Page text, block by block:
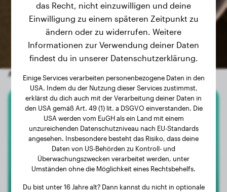
Andere zufällige Hunde
Französische Bulldogge
Cacho
2
das Recht, nicht einzuwilligen und deine
Einwilligung zu einem späteren Zeitpunkt zu
ändern oder zu widerrufen. Weitere
Informationen zur Verwendung deiner Daten
findest du in unserer Datenschutzerklärung.
Einige Services verarbeiten personenbezogene Daten in den
USA. Indem du der Nutzung dieser Services zustimmst,
erklärst du dich auch mit der Verarbeitung deiner Daten in
den USA gemäß Art. 49 (1) lit. a DSGVO einverstanden. Die
USA werden vom EuGH als ein Land mit einem
unzureichenden Datenschutzniveau nach EU-Standards
angesehen. Insbesondere besteht das Risiko, dass deine
Daten von US-Behörden zu Kontroll- und
Überwachungszwecken verarbeitet werden, unter
Umständen ohne die Möglichkeit eines Rechtsbehelfs.
Du bist unter 16 Jahre alt? Dann kannst du nicht in optionale